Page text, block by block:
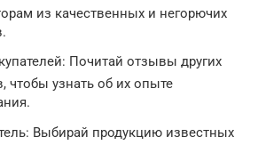
из качественных и негорючих
Почитай отзывы других
чтобы узнать об их опыте
Выбирай продукцию известных